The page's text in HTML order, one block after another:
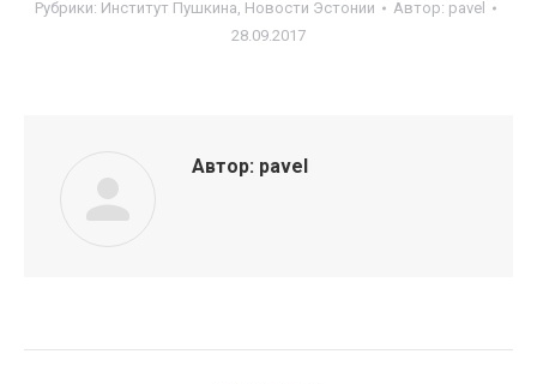
Рубрики: Институт Пушкина, Новости Эстонии Автор: pavel
28.09.2017
Автор: pavel